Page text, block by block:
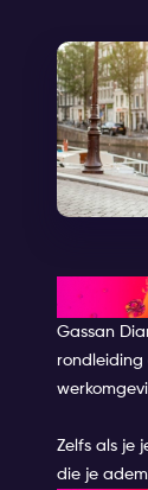
Gassan
rondleiding
Zelfs als je
die je